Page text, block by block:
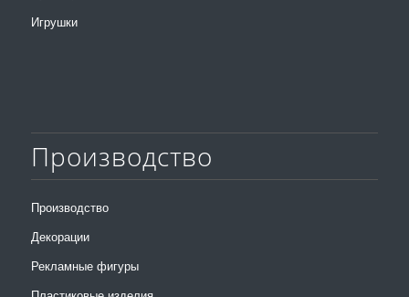
Игрушки
Производство
Производство
Декорации
Рекламные фигуры